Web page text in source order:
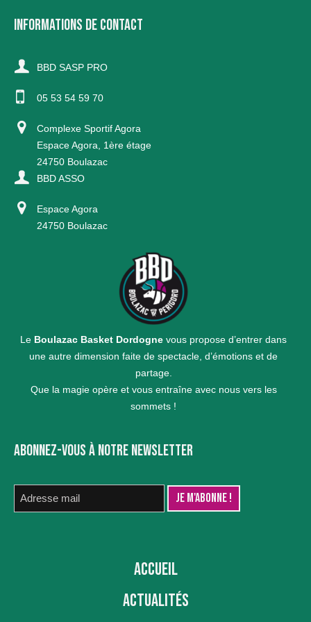
INFORMATIONS DE CONTACT
BBD SASP PRO
05 53 54 59 70
Complexe Sportif Agora
Espace Agora, 1ère étage
24750 Boulazac
BBD ASSO
Espace Agora
24750 Boulazac
Le Boulazac Basket Dordogne vous propose d’entrer dans
une autre dimension faite de spectacle, d’émotions et de
partage.
Que la magie opère et vous entraîne avec nous vers les
sommets !
ABONNEZ-VOUS À NOTRE NEWSLETTER
ACCUEIL
ACTUALITÉS